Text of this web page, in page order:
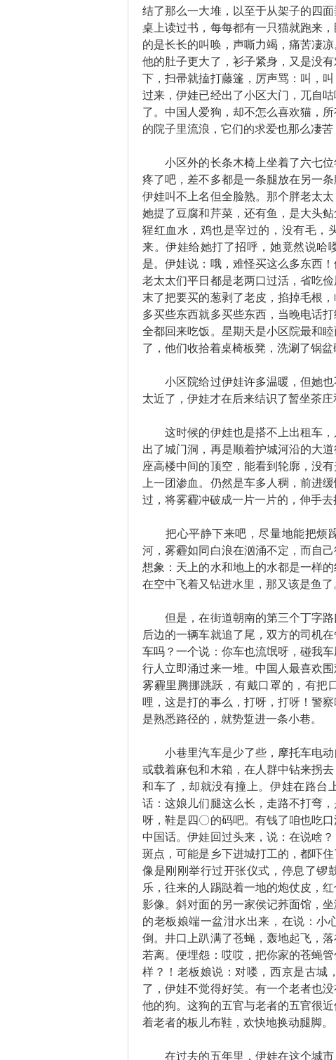
结了那么一大堆，以至于从架子的四
桌上读过书，每每都有一只猫就跑来
的是长长的叫唤，声嘶力竭，痛苦凄
他的肚子更大了，衫子紧身，又是没
下，扫帚就搕打藤篷，厉声骂：叫，
过来，伊娃已经出了小区大门，兀自
了。中国人爱狗，却不怎么喜欢猫，
的院子里流浪，它们的求爱也那么凄苦
小区外的长条木椅上坐着了六七位
疼了吧，差不多都是一条腿放在另一
伊娃叫不上名但全脸熟。那个胖老太
她提了豆腐和芹菜，还有鱼，是大头
猩红血水，鸡也是宰过的，没有毛，
来。伊娃给她打了招呼，她竟然说哈
是。伊娃说：哦，难怪买这么多东西
老太太们平日都是老两口过活，省吃
末了把要买的葱剥了老皮，掐掉毛根
多买些东西就多买些东西，当晚电话
全都回来吃饭。星期天是小区院最和
了，他们收拾着桌椅板凳，洗涮了锅
小区院给过伊娃许多温暖，但她也
太近了，伊娃才在后来结识了暂坐茶庄
这时候的伊娃也是搭不上出租车，
出了城门洞，再是顺着护城河沿的大
座高楼中间的顶空，能看到轮廓，没
上一团渗血。仍然是车多人稠，前进
过，将雾霾冲破成一片一片的，伸手去
把心平静下来吧，尽量地能把烦躁
河，雾霾如同白浪在汹涌不定，而自
想象：天上的水和地上的水都是一样
在空中飞着又钻进水里，那又该是鱼了
但是，在街道朝南的第三个丁字路
后边的一辆车就追了尾，双方的司机
车吗？一个说：你车也流氓呀，碰我
行人立即涌过来一堆。中国人最喜欢
雾霾里腾挪跳跃，有戴口罩的，有把
哩，这是打的事么，打呀，打呀！警
是熟悉路径的，就势踅进一条小巷。
小巷里汽车是少了些，摩托车电动
或载着麻包和木箱，在人群中钻来拐
和车了，却就没有撞上。伊娃在路台
话：这娘儿们腿这么长，走路不打弯
呀，鞋是四〇的码吧。有钱了咱也吃
中国话。伊娃回过头来，说：在说啥
斑点，可能是乡下进城打工的，都吓
像是刚刚举行过开张仪式，停息了锣
乐，往来的人踢跶着一地的炮仗皮，
影像。斜对面的另一家侯记荞面馆，
的老板娘端一盆泔水出来，在说：小
倒。井口上趴满了苍蝇，轰地起飞，
若离。便埋怨：哎哎，把你家的苍蝇
样？！老板娘说：对喽，西京是古城
了，伊娃不觉得好笑。有一个老者也
他的狗。这狗的五官与老者的五官很
着老者的板儿布鞋，欢快地换动腿脚。
在过去的五年里，伊娃在这个城市